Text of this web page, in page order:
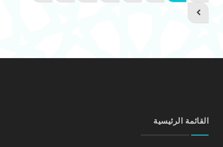
القائمة الرئيسية